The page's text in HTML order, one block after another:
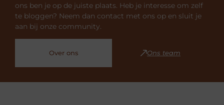
ons ben je op de juiste plaats. Heb je interesse om zelf
te bloggen? Neem dan contact met ons op en sluit je
aan bij onze community.
Over ons Ons team